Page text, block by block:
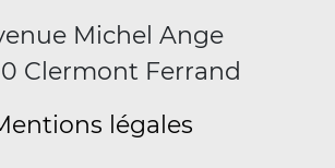
Michel Ange
Clermont Ferrand
légales